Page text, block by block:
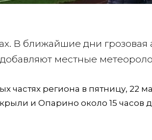
В ближайшие дни грозовая
местные
частях региона в пятницу, 22
и Опарино около 15 часов